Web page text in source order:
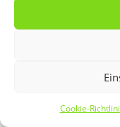
Cookie-